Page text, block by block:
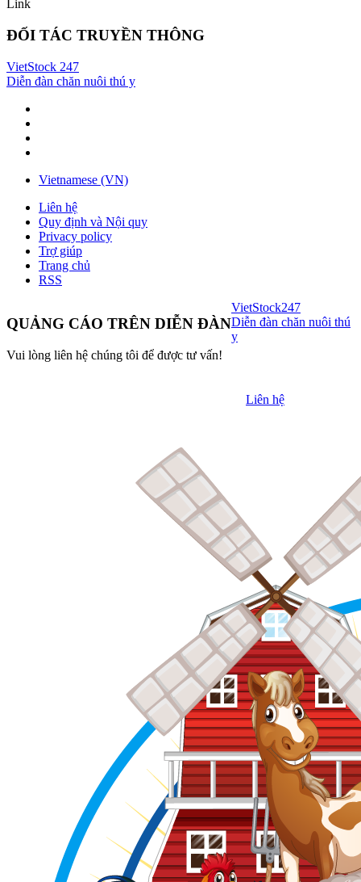
Link
ĐỐI TÁC TRUYỀN THÔNG
VietStock 247
Diễn đàn chăn nuôi thú y
Vietnamese (VN)
Liên hệ
Quy định và Nội quy
Privacy policy
Trợ giúp
Trang chủ
RSS
QUẢNG CÁO TRÊN DIỄN ĐÀN
Vui lòng liên hệ chúng tôi để được tư vấn!
Liên hệ
VietStock247
Diễn đàn chăn nuôi thú
y